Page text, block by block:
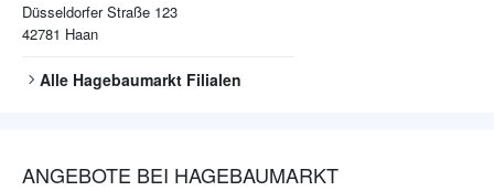
Düsseldorfer Straße 123
42781 Haan
Alle Hagebaumarkt Filialen
ANGEBOTE BEI HAGEBAUMARKT